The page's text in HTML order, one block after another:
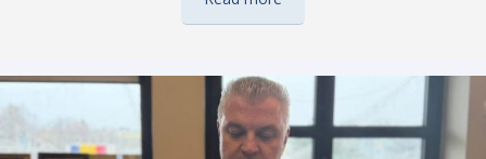
o finanțare nerambursabilă în sumă de 2.999.540,89 lei pentru
Horia Romoșanu și modernizare iluminat strada
Independenței”. Proiectul urmărește modernizarea sistemului
de iluminat public, cu accent pe eficiență energetică, siguranță
și creșterea confortului pentru locuitorii orașului. Investiția face